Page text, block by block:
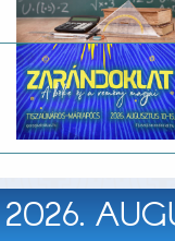
2026.